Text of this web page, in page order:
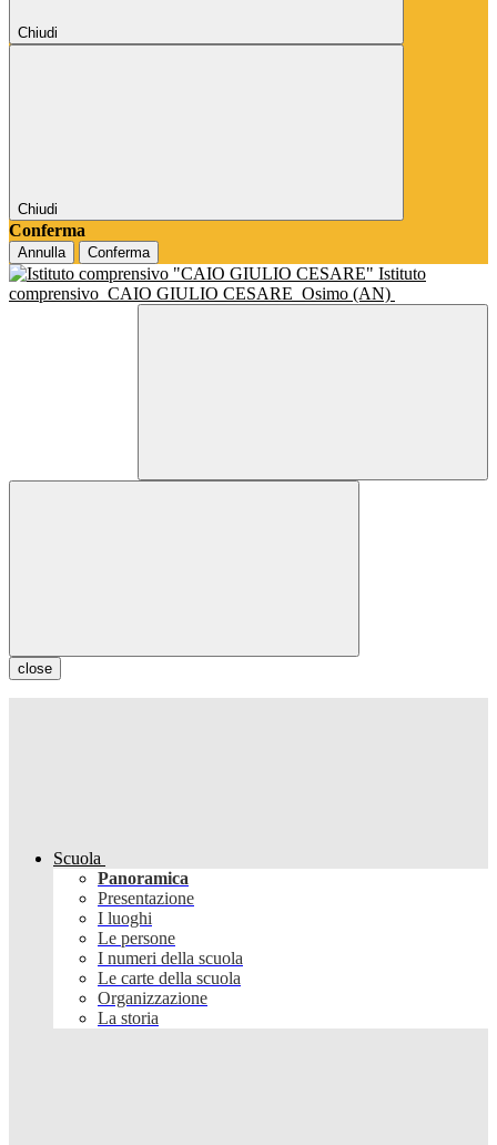
Chiudi
Chiudi
Conferma
Annulla Conferma
Istituto
comprensivo CAIO GIULIO CESARE Osimo (AN)
close
Scuola
Panoramica
Presentazione
I luoghi
Le persone
I numeri della scuola
Le carte della scuola
Organizzazione
La storia